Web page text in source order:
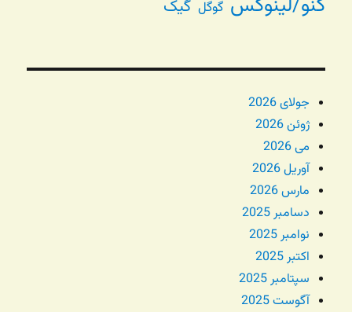
گنو/لینوکس گوگل گیک
جولای 2026
ژوئن 2026
می 2026
آوریل 2026
مارس 2026
دسامبر 2025
نوامبر 2025
اکتبر 2025
سپتامبر 2025
آگوست 2025